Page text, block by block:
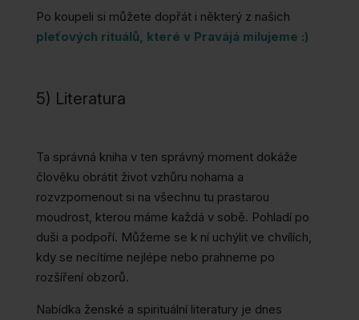
Po koupeli si můžete dopřát i některý z našich
pleťových rituálů, které v Pravájá milujeme :)
5) Literatura
Ta správná kniha v ten správný moment dokáže
člověku obrátit život vzhůru nohama a
rozvzpomenout si na všechnu tu prastarou
moudrost, kterou máme každá v sobě. Pohladí po
duši a podpoří. Můžeme se k ní uchýlit ve chvílích,
kdy se necítíme nejlépe nebo prahneme po
rozšíření obzorů.
Nabídka ženské a spirituální literatury je dnes